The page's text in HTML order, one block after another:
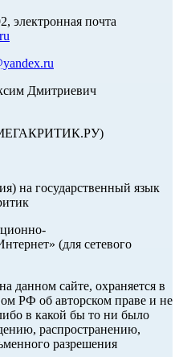
электронная почта
Дмитриевич
на государственный язык
(для сетевого
данном сайте, охраняется в
РФ об авторском праве и не
в какой бы то ни было
распространению,
разрешения